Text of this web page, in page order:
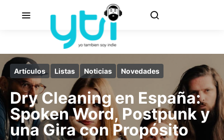
Artículos Listas Noticias Novedades
Dry Cleaning en España:
Spoken Word, Postpunk y
una Gira con Propósito